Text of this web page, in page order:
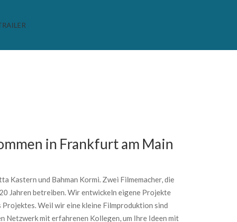
in Frankfurt am Main
Kastern und Bahman Kormi. Zwei Filmemacher, die
Jahren betreiben. Wir entwickeln eigene Projekte
Weil wir eine kleine Filmproduktion sind
Netzwerk mit erfahrenen Kollegen, um Ihre Ideen mit